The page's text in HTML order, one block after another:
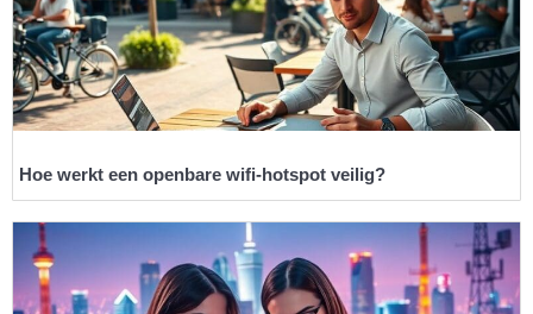
Hoe werkt een openbare wifi-hotspot veilig?